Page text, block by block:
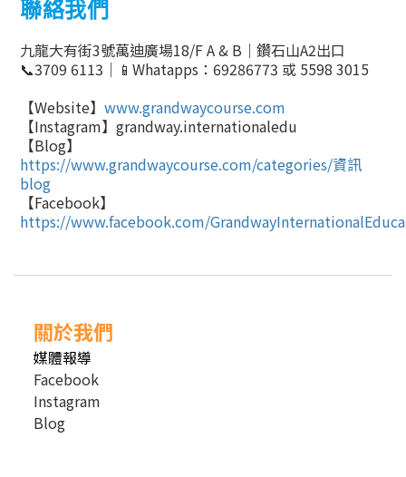
聯絡我們
九龍大有街3號萬迪廣場18/F A & B ｜鑽石山A2出口
📞3709 6113 ｜ 📱 Whatapps ： 69286773 或 5598 3015
【Website】 www.grandwaycourse.com
【Instagram】 grandway.internationaledu
【Blog】
https://www.grandwaycourse.com/categories/資訊
blog
【Facebook】
https://www.facebook.com/
關於我們
媒體報導
Facebook
Instagram
Blog